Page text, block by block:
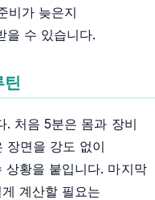
비가 늦은지
을 수 있습니다.
. 처음 5분은 몸과 장비
장면을 강도 없이
상황을 붙입니다. 마지막
계산할 필요는